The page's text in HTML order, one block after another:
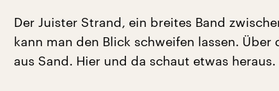
Der Juister Strand, ein breites Band
kann man den Blick schweifen lassen.
aus Sand. Hier und da schaut etwas heraus.